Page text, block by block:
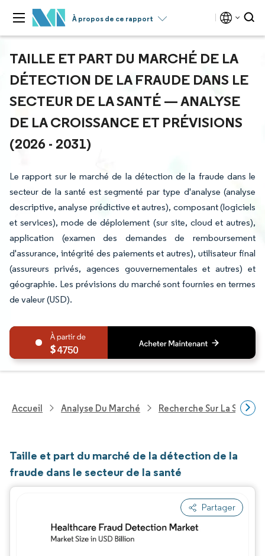
À propos de ce rapport
TAILLE ET PART DU MARCHÉ DE LA
DÉTECTION DE LA FRAUDE DANS LE
SECTEUR DE LA SANTÉ — ANALYSE
DE LA CROISSANCE ET PRÉVISIONS
(2026 - 2031)
Le rapport sur le marché de la détection de la fraude dans le
secteur de la santé est segmenté par type d'analyse (analyse
descriptive, analyse prédictive et autres), composant (logiciels
et services), mode de déploiement (sur site, cloud et autres),
application (examen des demandes de remboursement
d'assurance, intégrité des paiements et autres), utilisateur final
(assureurs privés, agences gouvernementales et autres) et
géographie. Les prévisions du marché sont fournies en termes
de valeur (USD).
4750
Accueil Analyse Du Marché Recherche Sur La Santé
Taille et part du marché de la détection de la
fraude dans le secteur de la santé
Partager